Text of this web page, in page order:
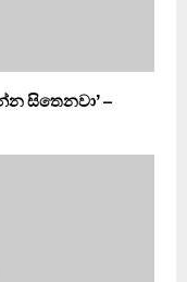
සිතෙනවා’ –